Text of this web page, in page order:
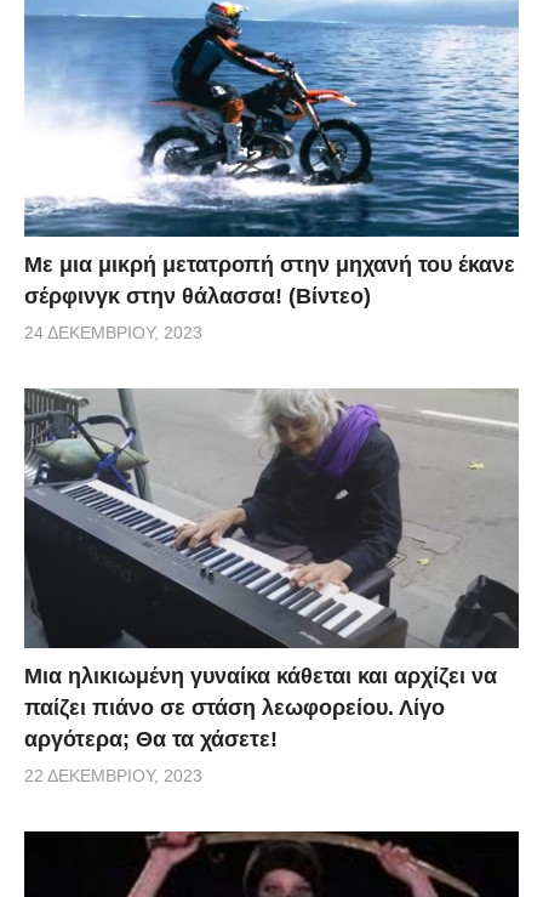
Με μια μικρή μετατροπή στην μηχανή του έκανε
σέρφινγκ στην θάλασσα! (Βίντεο)
24 ΔΕΚΕΜΒΡΊΟΥ, 2023
Μια ηλικιωμένη γυναίκα κάθεται και αρχίζει να
παίζει πιάνο σε στάση λεωφορείου. Λίγο
αργότερα; Θα τα χάσετε!
22 ΔΕΚΕΜΒΡΊΟΥ, 2023